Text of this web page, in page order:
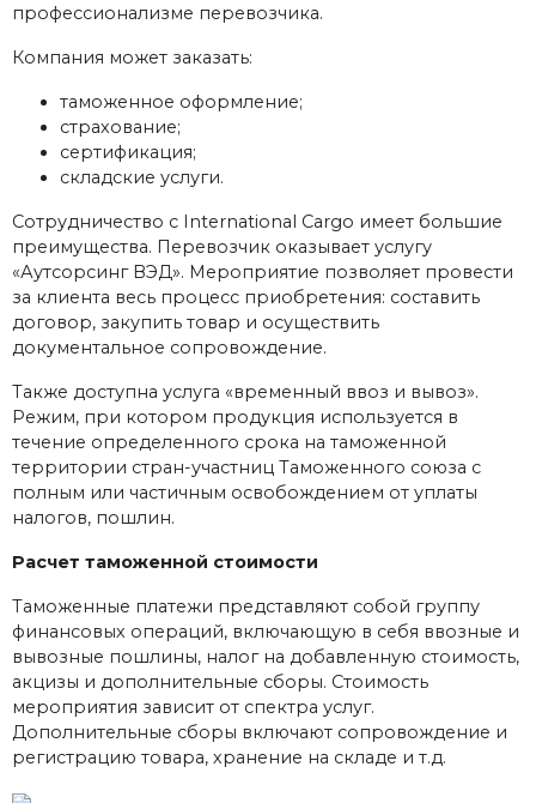
профессионализме перевозчика.
Компания может заказать:
таможенное оформление;
страхование;
сертификация;
складские услуги.
Сотрудничество с International Cargo имеет большие
преимущества. Перевозчик оказывает услугу
«Аутсорсинг ВЭД». Мероприятие позволяет провести
за клиента весь процесс приобретения: составить
договор, закупить товар и осуществить
документальное сопровождение.
Также доступна услуга «временный ввоз и вывоз».
Режим, при котором продукция используется в
течение определенного срока на таможенной
территории стран-участниц Таможенного союза с
полным или частичным освобождением от уплаты
налогов, пошлин.
Расчет таможенной стоимости
Таможенные платежи представляют собой группу
финансовых операций, включающую в себя ввозные и
вывозные пошлины, налог на добавленную стоимость,
акцизы и дополнительные сборы. Стоимость
мероприятия зависит от спектра услуг.
Дополнительные сборы включают сопровождение и
регистрацию товара, хранение на складе и т.д.